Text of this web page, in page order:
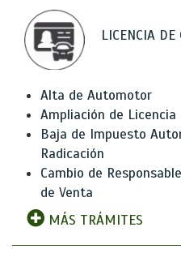
LICENCIA DE
Alta de Automotor
Ampliación de Licencia
Baja de Impuesto
Radicación
Cambio de
de Venta
MÁS TRÁMITES